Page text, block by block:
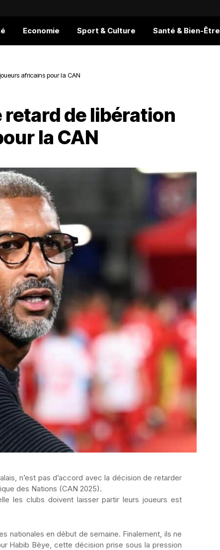
Economie Sport & Culture Santé & Bien-Être
africains pour la CAN
retard de libération
la CAN
n’est pas d’accord avec la décision de retarder
des Nations (CAN 2025).
les clubs doivent laisser partir leurs joueurs est
nationales en début de semaine. Finalement, ils ne
Habib Bèye, cette décision prise sous la pression